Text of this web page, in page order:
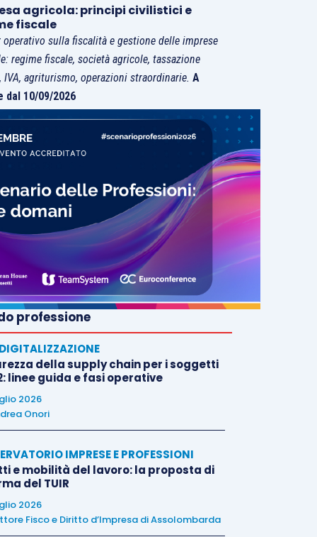
agricola: principi civilistici e
fiscale
operativo sulla fiscalità e gestione delle imprese
regime fiscale, società agricole, tassazione
IVA, agriturismo, operazioni straordinarie.A
dal 10/09/2026
professione
della supply chain per i soggetti
linee guida e fasi operative
2026
Onori
IMPRESE E PROFESSIONI
e mobilità del lavoro: la proposta di
del TUIR
2026
Fisco e Diritto d’Impresa di Assolombarda